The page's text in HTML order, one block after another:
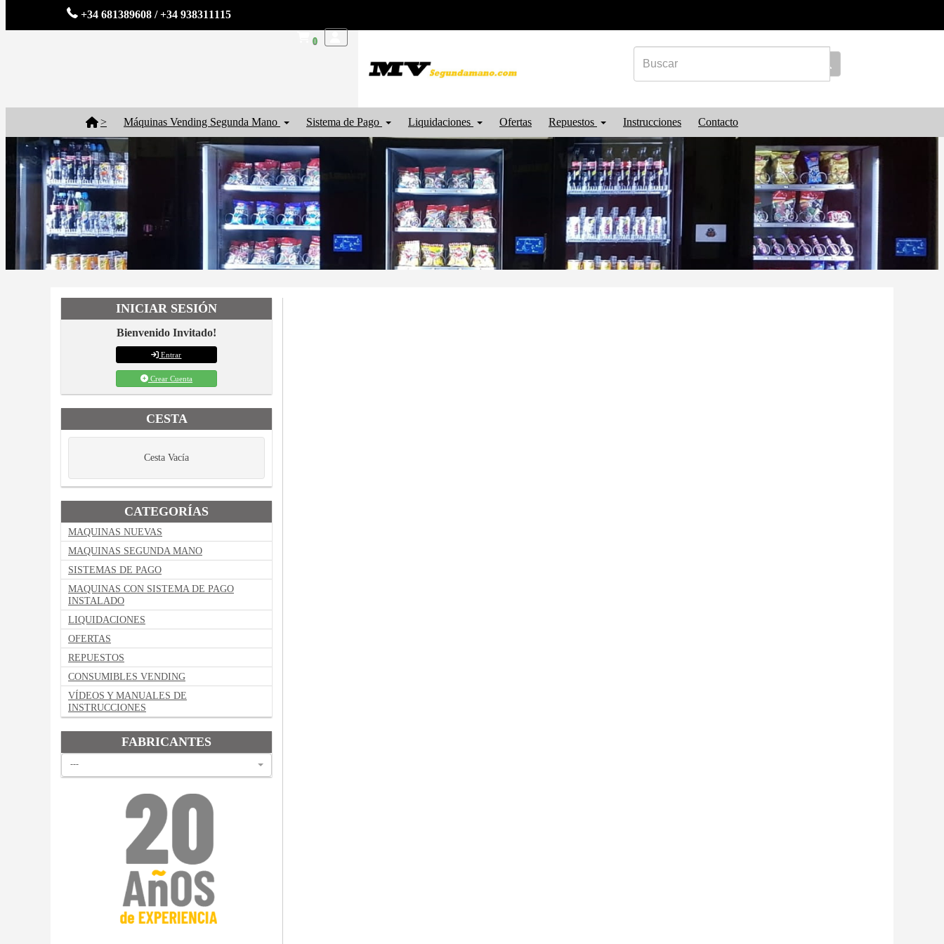
+34 681389608 / +34 938311115
0
> Máquinas Vending Segunda Mano Sistema de Pago Liquidaciones Ofertas Repuestos Instrucciones Contacto
INICIAR SESIÓN
Bienvenido Invitado!
Entrar
Crear Cuenta
CESTA
Cesta Vacía
CATEGORÍAS
MAQUINAS NUEVAS
MAQUINAS SEGUNDA MANO
SISTEMAS DE PAGO
MAQUINAS CON SISTEMA DE PAGO
INSTALADO
LIQUIDACIONES
OFERTAS
REPUESTOS
CONSUMIBLES VENDING
VÍDEOS Y MANUALES DE
INSTRUCCIONES
FABRICANTES
---